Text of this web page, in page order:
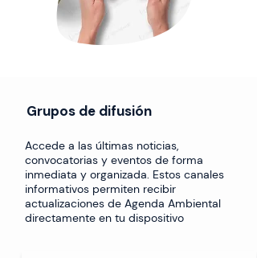
​Grupos de difusión
Accede a las últimas noticias,
convocatorias y eventos de forma
inmediata y organizada. Estos canales
informativos permiten recibir
actualizaciones de Agenda Ambiental
directamente en tu dispositivo